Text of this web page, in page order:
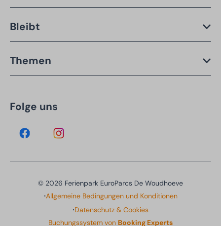
Bleibt
Themen
Folge uns
© 2026 Ferienpark EuroParcs De Woudhoeve
·Allgemeine Bedingungen und Konditionen
·Datenschutz & Cookies
Buchungssystem von Booking Experts